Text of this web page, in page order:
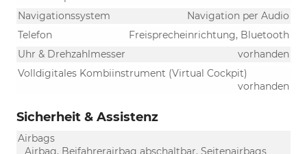
Navigationssystem
Navigation per Audio
Telefon
Freisprecheinrichtung, Bluetooth
Uhr & Drehzahlmesser
vorhanden
Volldigitales Kombiinstrument (Virtual Cockpit)
vorhanden
Sicherheit & Assistenz
Airbags
Airbag, Beifahrerairbag abschaltbar, Seitenairbags